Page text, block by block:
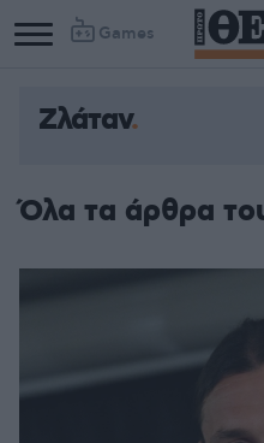
Games
Ζλάταν
Όλα τα άρθρα